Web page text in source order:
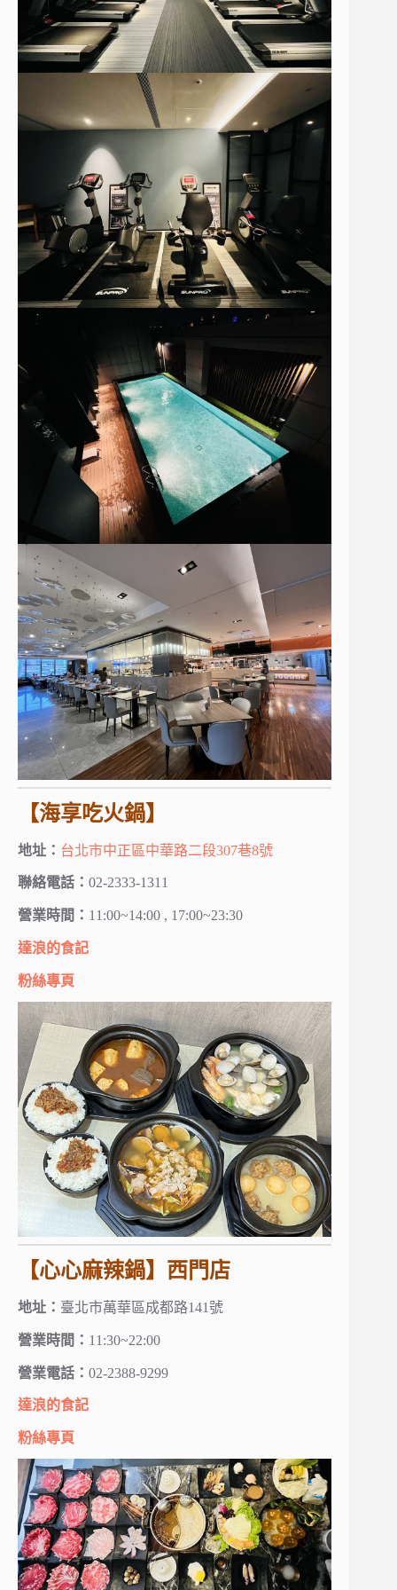
【海享吃火鍋】
地址： 台北市中正區中華路二段307巷8號
聯絡電話： 02-2333-1311
營業時間： 11:00~14:00 , 17:00~23:30
達浪的食記
粉絲專頁
【心心麻辣鍋】西門店
地址： 臺北市萬華區成都路141號
營業時間： 11:30~22:00
營業電話： 02-2388-9299
達浪的食記
粉絲專頁